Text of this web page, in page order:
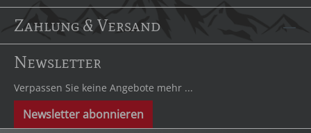
Zahlung & Versand
Newsletter
Verpassen Sie keine Angebote mehr ...
Newsletter abonnieren